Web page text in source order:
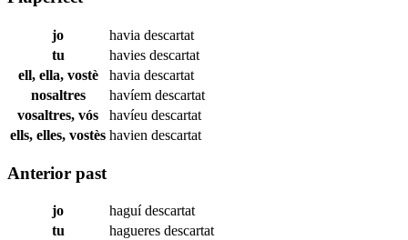
jo havia descartat
tu
havies descartat
ell, ella, vostè
havia descartat
nosaltres
havíem descartat
vosaltres, vós
havíeu descartat
ells, elles, vostès havien descartat
Anterior past
jo haguídescartat
tu
hagueres descartat